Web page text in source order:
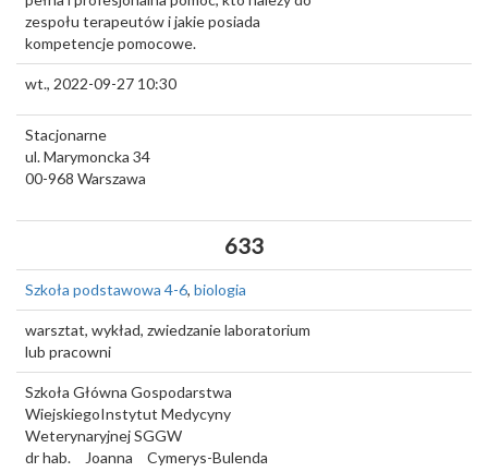
zespołu terapeutów i jakie posiada
kompetencje pomocowe.
wt., 2022-09-27 10:30
Stacjonarne
ul. Marymoncka 34
00-968 Warszawa
633
Szkoła podstawowa 4-6, biologia
warsztat, wykład, zwiedzanie laboratorium
lub pracowni
Szkoła Główna Gospodarstwa
WiejskiegoInstytut Medycyny
Weterynaryjnej SGGW
dr hab.
Joanna
Cymerys-Bulenda